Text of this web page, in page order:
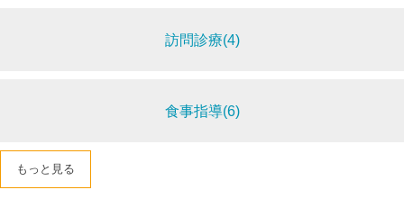
訪問診療(4)
食事指導(6)
もっと見る